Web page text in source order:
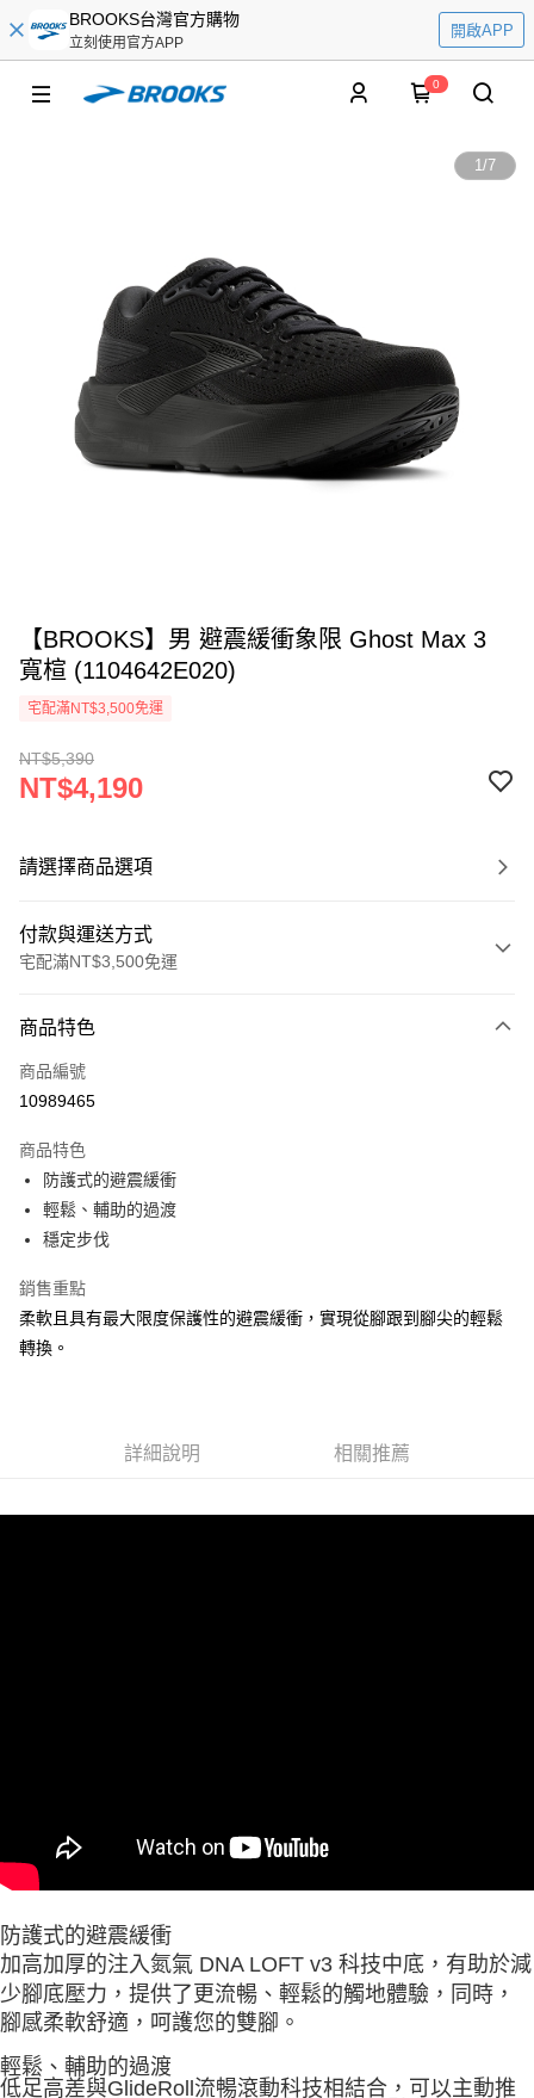
BROOKS台灣官方購物
立刻使用官方APP
開啟APP
0
1/7
【BROOKS】男 避震緩衝象限 Ghost Max 3
寬楦 (1104642E020)
宅配滿NT$3,500免運
NT$5,390
NT$4,190
請選擇商品選項
付款與運送方式
宅配滿NT$3,500免運
信用卡一次付款
ATM付款
運送方式
宅配
每筆NT$100，滿NT$3,500(含以上)免運費
商品特色
商品編號
10989465
商品特色
防護式的避震緩衝
輕鬆、輔助的過渡
穩定步伐
銷售重點
柔軟且具有最大限度保護性的避震緩衝，實現從腳跟到腳尖的輕鬆
轉換。
詳細說明 相關推薦
防護式的避震緩衝
加高加厚的注入氮氣 DNA LOFT v3 科技中底，有助於減
少腳底壓力，提供了更流暢、輕鬆的觸地體驗，同時，
腳感柔軟舒適，呵護您的雙腳。
輕鬆、輔助的過渡
低足高差與GlideRoll流暢滾動科技相結合，可以主動推